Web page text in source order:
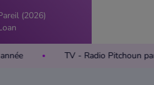
(2026)
année TV - Radio